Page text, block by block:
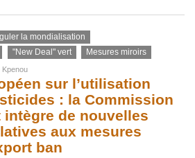
la mondialisation
"New Deal" vert Mesures miroirs
Kpenou
sur l’utilisation
: la Commission
de nouvelles
aux mesures
ban